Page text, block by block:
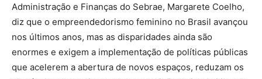
Administração e Finanças do Sebrae, Margarete Coelho,
diz que o empreendedorismo feminino no Brasil avançou
nos últimos anos, mas as disparidades ainda são
enormes e exigem a implementação de políticas públicas
que acelerem a abertura de novos espaços, reduzam os